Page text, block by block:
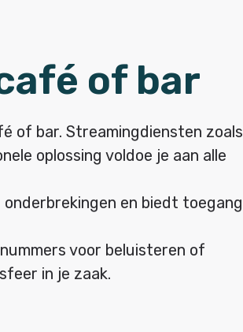
of bar
of bar. Streamingdiensten zoals
oplossing voldoe je aan alle
en biedt toegang
voor beluisteren of
in je zaak.